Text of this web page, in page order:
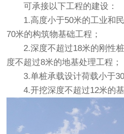
可承接以下工程的建设：
1.高度小于50米的工业和
70米的构筑物基础工程；
2.深度不超过18米的刚性
度不超过8米的地基处理工程；
3.单桩承载设计荷载小于
4.开挖深度不超过12米的